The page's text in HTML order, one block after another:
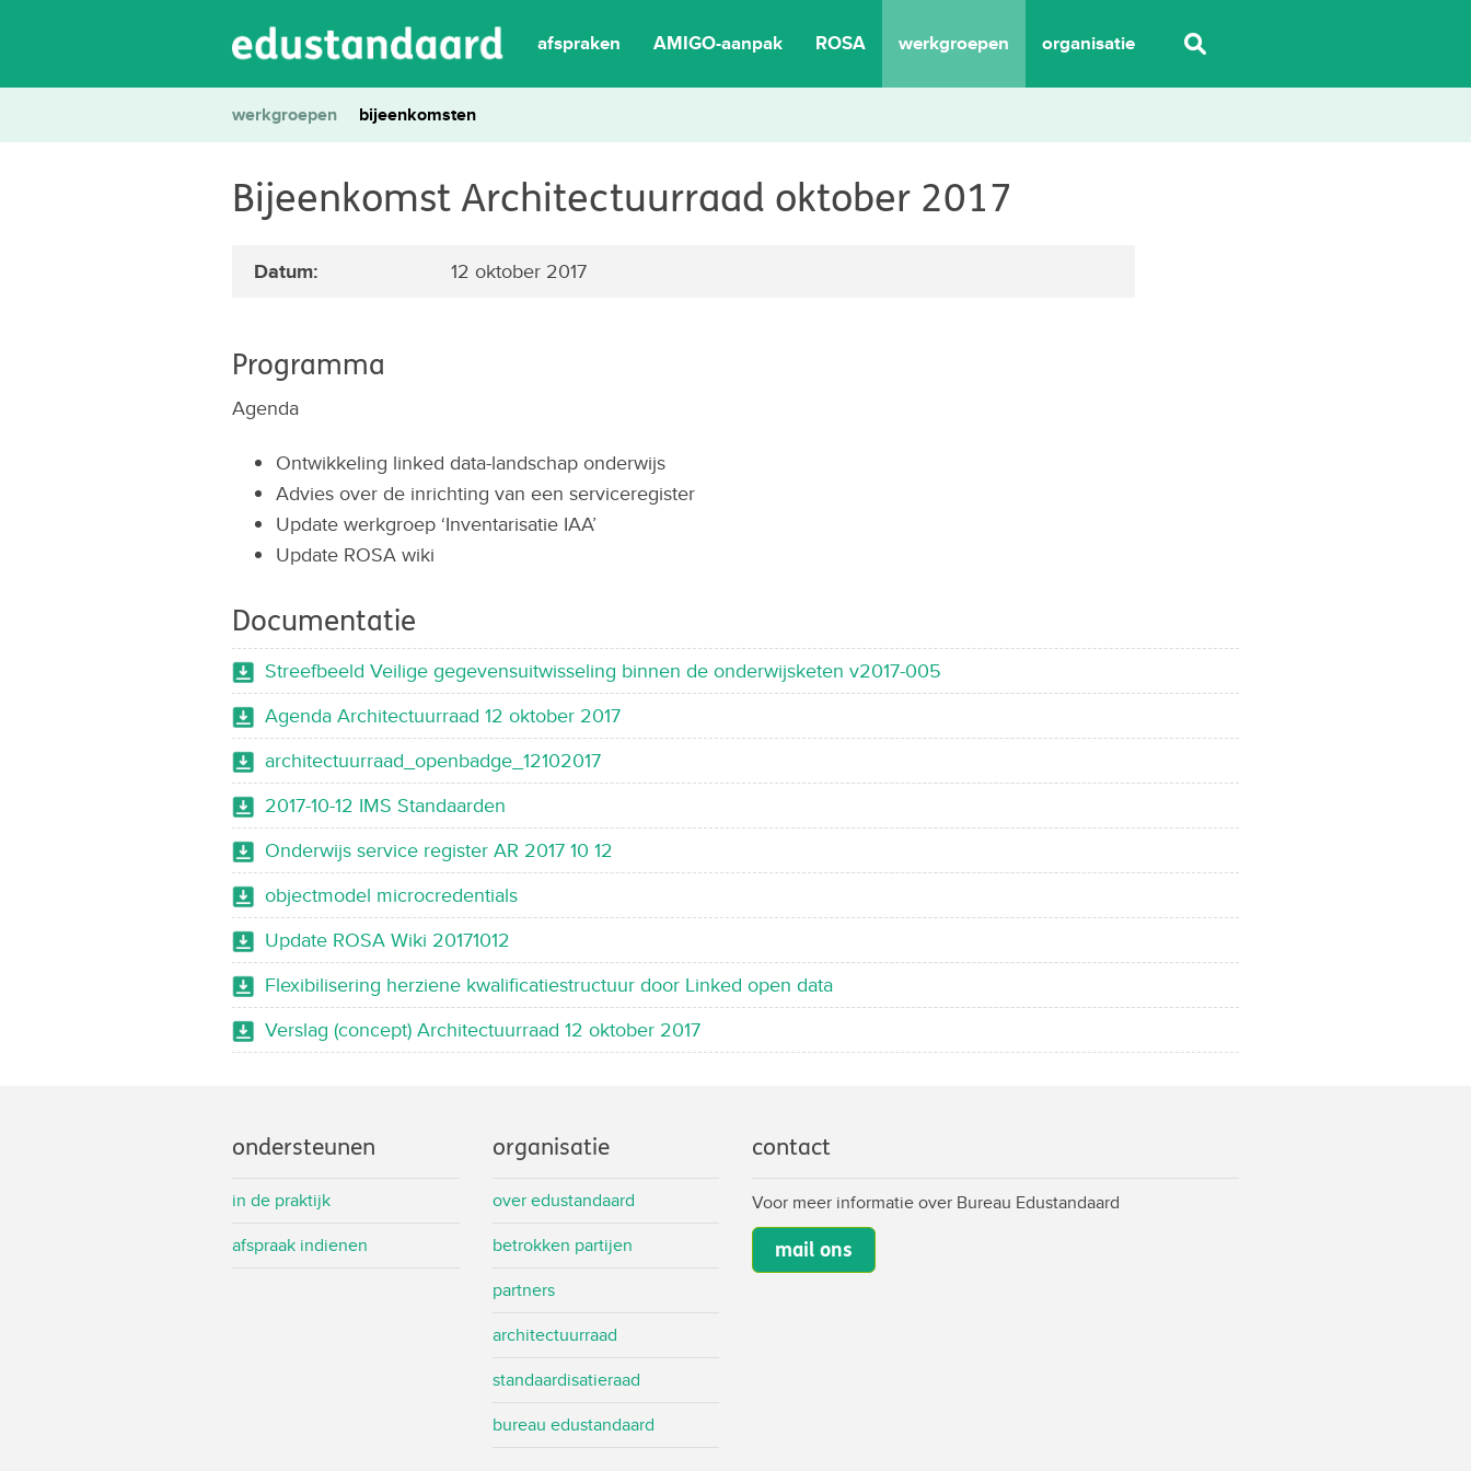
afspraken AMIGO-aanpak ROSA werkgroepen organisatie
werkgroepen bijeenkomsten
Bijeenkomst Architectuurraad oktober 2017
Datum: 12 oktober 2017
Programma
Agenda
Ontwikkeling linked data-landschap onderwijs
Advies over de inrichting van een serviceregister
Update werkgroep ‘Inventarisatie IAA’
Update ROSA wiki
Documentatie
Streefbeeld Veilige gegevensuitwisseling binnen de onderwijsketen v2017-005
Agenda Architectuurraad 12 oktober 2017
architectuurraad_openbadge_12102017
2017-10-12 IMS Standaarden
Onderwijs service register AR 2017 10 12
objectmodel microcredentials
Update ROSA Wiki 20171012
Flexibilisering herziene kwalificatiestructuur door Linked open data
Verslag (concept) Architectuurraad 12 oktober 2017
ondersteunen
in de praktijk
afspraak indienen
organisatie
over edustandaard
betrokken partijen
partners
architectuurraad
standaardisatieraad
bureau edustandaard
contact
Voor meer informatie over Bureau Edustandaard
mail ons